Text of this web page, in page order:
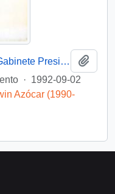
[Oficio Ord. N° 4400 de Jefe de Gabinete Presidencial, remite copia de carta]
· 1992-09-02
Azócar (1990-